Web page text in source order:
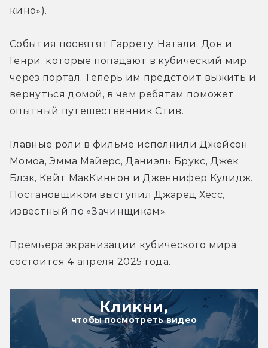
кино»).
События посвятят Гаррету, Натали, Дон и
Генри, которые попадают в кубический мир
через портал. Теперь им предстоит выжить и
вернуться домой, в чем ребятам поможет
опытный путешественник Стив.
Главные роли в фильме исполнили Джейсон
Момоа, Эмма Майерс, Даниэль Брукс, Джек
Блэк, Кейт МакКиннон и Дженнифер Кулидж.
Постановщиком выступил Джаред Хесс,
известный по «Зачинщикам».
Премьера экранизации кубического мира
состоится 4 апреля 2025 года.
Кликни,
чтобы посмотреть видео